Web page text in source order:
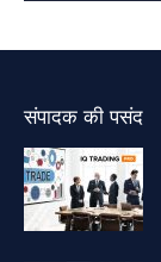
संपादक की पसंद